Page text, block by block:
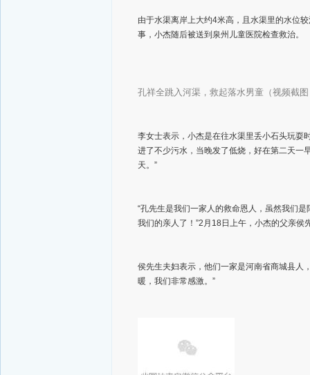
由于水渠离岸上大约4米高，且水渠里的水位
事，小杰随后被送到泉州儿童医院检查救治。
孔祥全跳入河渠，救起落水男童（视频截
李女士表示，小杰是在往水渠里丢小石头玩耍
进了不少污水，当晚发了低烧，好在第二天一
天。”
“孔先生是我们一家人的救命恩人，虽然我们
我们的亲人了！”2月18日上午，小杰的父亲
侯先生夫妇表示，他们一家是河南省商城县人
暖，我们非常感激。”